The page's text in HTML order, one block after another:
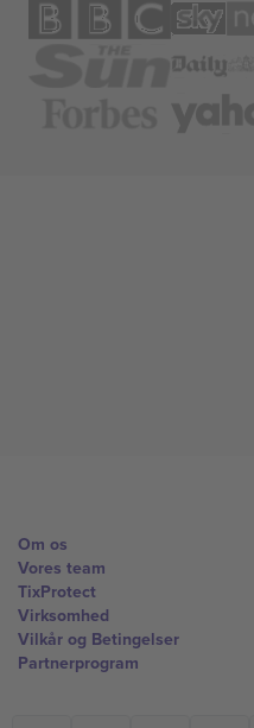
Om os
Vores team
TixProtect
Virksomhed
Vilkår og Betingelser
Partnerprogram